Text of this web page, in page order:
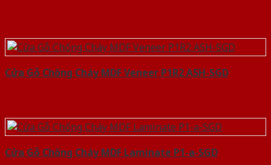
Cửa Gỗ Chống Cháy MDF Veneer P1R2 ASH-SGD
Cửa Gỗ Chống Cháy MDF Laminate P1-a-SGD